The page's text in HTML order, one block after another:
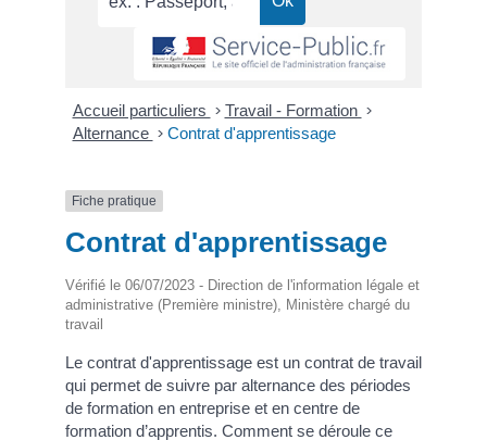
Accueil particuliers > Travail - Formation >
Alternance > Contrat d'apprentissage
Fiche pratique
Contrat d'apprentissage
Vérifié le 06/07/2023 - Direction de l'information légale et
administrative (Première ministre), Ministère chargé du
travail
Le contrat d'apprentissage est un contrat de travail
qui permet de suivre par alternance des périodes
de formation en entreprise et en centre de
formation d’apprentis. Comment se déroule ce